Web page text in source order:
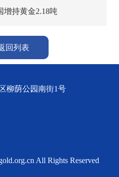
增持黄金2.18吨
回列表
柳荫公园南街1号
All Rights Reserved